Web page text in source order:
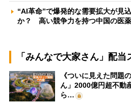
“AI革命”で爆発的な需要拡大が見
か？ 高い競争力を持つ中国の医
「みんなで大家さん」配
《ついに見えた問題
ん」2000億円超不動
ら…